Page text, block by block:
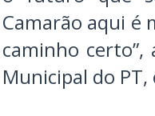
Camarão aqui é
caminho
Municipal do